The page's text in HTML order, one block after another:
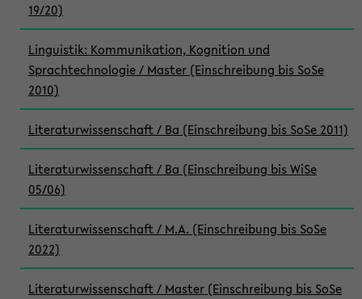
19/20)
Linguistik: Kommunikation, Kognition und
Sprachtechnologie / Master (Einschreibung bis SoSe
2010)
Literaturwissenschaft / Ba (Einschreibung bis SoSe 2011)
Literaturwissenschaft / Ba (Einschreibung bis WiSe
05/06)
Literaturwissenschaft / M.A. (Einschreibung bis SoSe
2022)
Literaturwissenschaft / Master (Einschreibung bis SoSe